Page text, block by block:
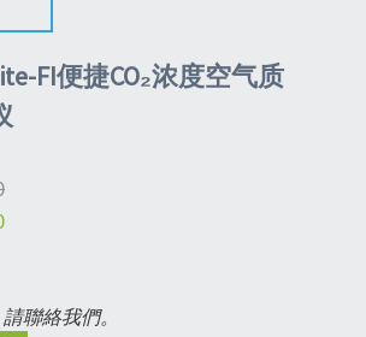
FI便捷CO₂浓度空气质
聯絡我們。